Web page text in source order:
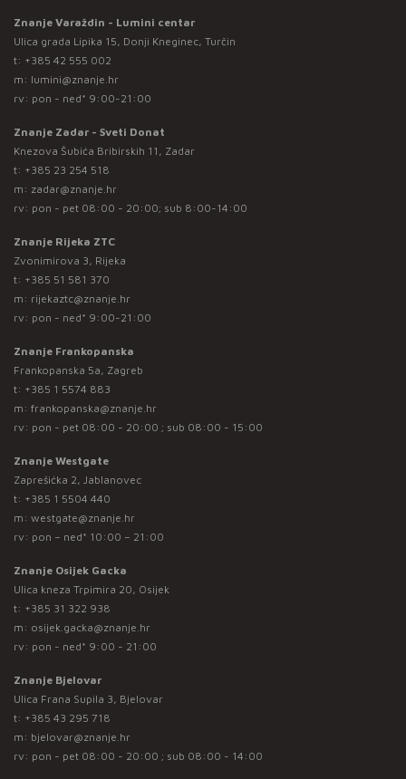
Znanje Varaždin - Lumini centar
Ulica grada Lipika 15, Donji Kneginec, Turčin
t: +385 42 555 002
m: lumini@znanje.hr
rv: pon - ned* 9:00-21:00
Znanje Zadar - Sveti Donat
Knezova Šubića Bribirskih 11, Zadar
t: +385 23 254 518
m: zadar@znanje.hr
rv: pon - pet 08:00 - 20:00; sub 8:00-14:00
Znanje Rijeka ZTC
Zvonimirova 3, Rijeka
t: +385 51 581 370
m: rijekaztc@znanje.hr
rv: pon - ned* 9:00-21:00
Znanje Frankopanska
Frankopanska 5a, Zagreb
t: +385 1 5574 883
m: frankopanska@znanje.hr
rv: pon - pet 08:00 - 20:00 ; sub 08:00 - 15:00
Znanje Westgate
Zaprešićka 2, Jablanovec
t: +385 1 5504 440
m: westgate@znanje.hr
rv: pon – ned* 10:00 – 21:00
Znanje Osijek Gacka
Ulica kneza Trpimira 20, Osijek
t: +385 31 322 938
m: osijek.gacka@znanje.hr
rv: pon - ned* 9:00 - 21:00
Znanje Bjelovar
Ulica Frana Supila 3, Bjelovar
t: +385 43 295 718
m: bjelovar@znanje.hr
rv: pon - pet 08:00 - 20:00 ; sub 08:00 - 14:00